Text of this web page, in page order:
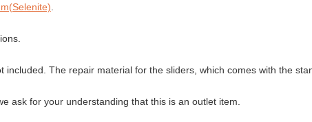
The repair material for the sliders, which comes with the
ask for your understanding that this is an outlet item.